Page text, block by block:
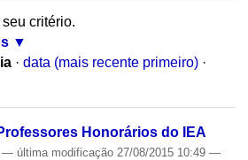
critério.
· data (mais recente primeiro) ·
Honorários do IEA
— última modificação27/08/2015 10:49 —